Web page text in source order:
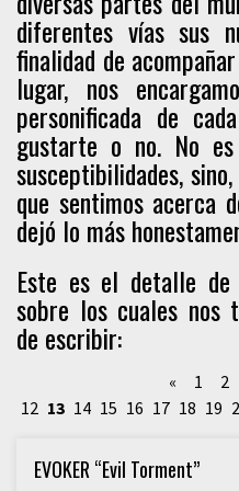
diferentes vías sus
finalidad de
lugar, nos
personificada de
gustarte o no. No
susceptibilidades,
que sentimos acerca
dejó lo más
Este es el detalle
sobre los cuales nos
de escribir:
« 1 2
12 13 14 15 16 17 18 19
EVOKER “Evil Torment”